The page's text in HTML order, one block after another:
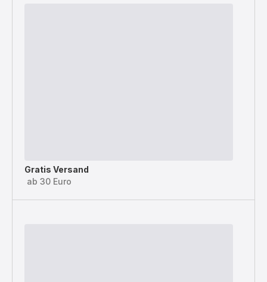
Gratis Versand
ab 30 Euro